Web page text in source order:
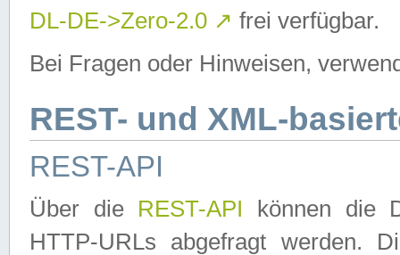
DL-DE->Zero-2.0 ↗ frei verfügbar.
Bei Fragen oder Hinweisen,
REST- und XML-
REST-API
Über die REST-API können die
HTTP-URLs abgefragt werden.